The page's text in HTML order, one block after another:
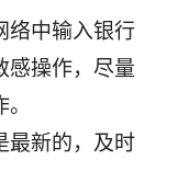
络中输入银行
感操作，尽量
最新的，及时